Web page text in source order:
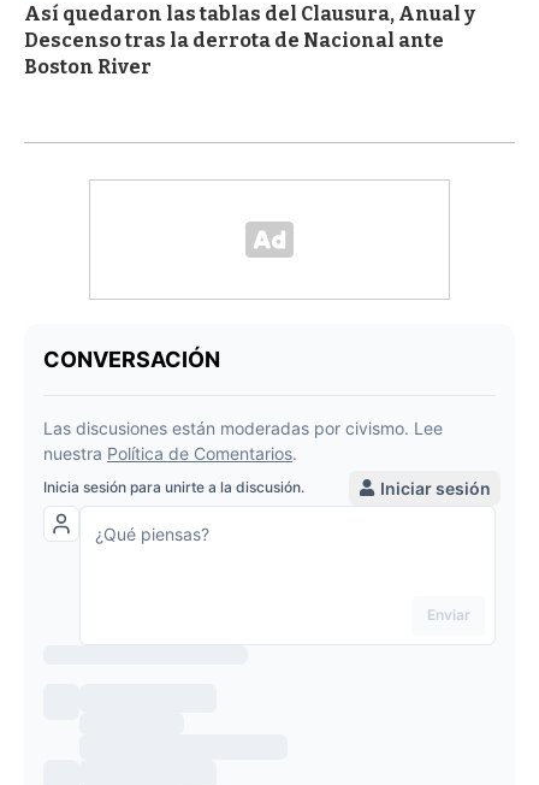
Así quedaron las tablas del Clausura, Anual y
Descenso tras la derrota de Nacional ante
Boston River